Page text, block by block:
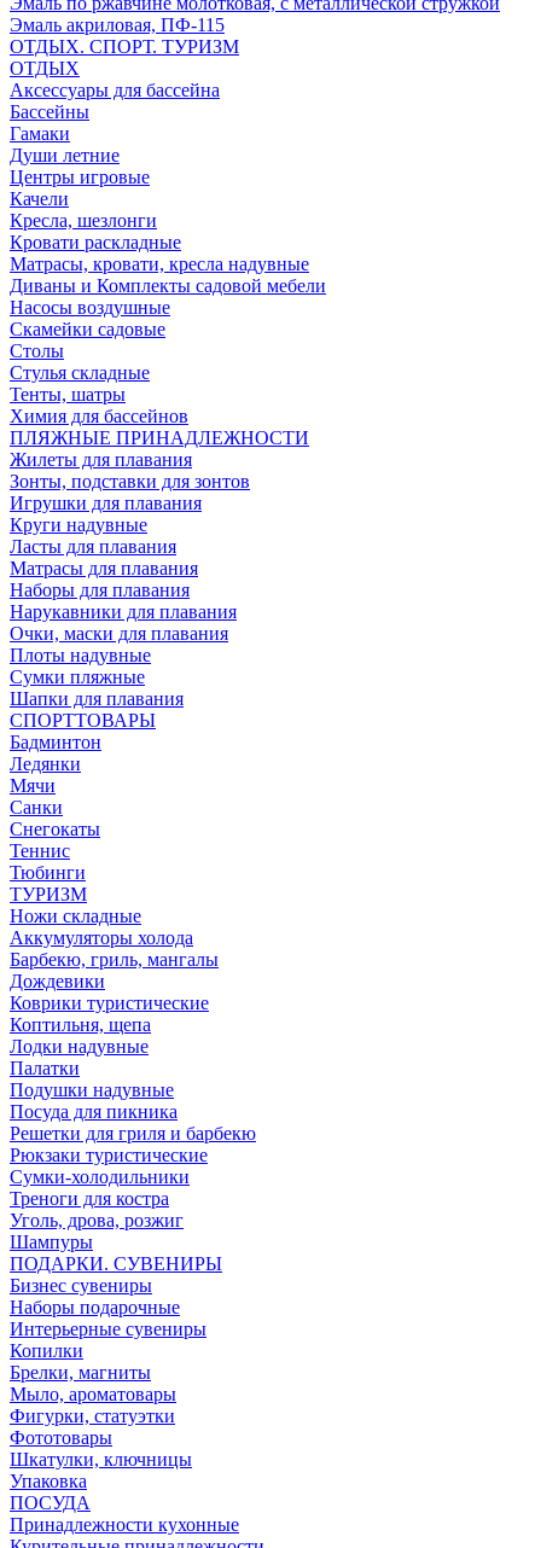
Эмаль акриловая, ПФ-115
ОТДЫХ. СПОРТ. ТУРИЗМ
ОТДЫХ
Аксессуары для бассейна
Бассейны
Гамаки
Души летние
Центры игровые
Качели
Кресла, шезлонги
Кровати раскладные
Матрасы, кровати, кресла надувные
Диваны и Комплекты садовой мебели
Насосы воздушные
Скамейки садовые
Столы
Стулья складные
Тенты, шатры
Химия для бассейнов
ПЛЯЖНЫЕ ПРИНАДЛЕЖНОСТИ
Жилеты для плавания
Зонты, подставки для зонтов
Игрушки для плавания
Круги надувные
Ласты для плавания
Матрасы для плавания
Наборы для плавания
Нарукавники для плавания
Очки, маски для плавания
Плоты надувные
Сумки пляжные
Шапки для плавания
СПОРТТОВАРЫ
Бадминтон
Ледянки
Мячи
Санки
Снегокаты
Теннис
Тюбинги
ТУРИЗМ
Ножи складные
Аккумуляторы холода
Барбекю, гриль, мангалы
Дождевики
Коврики туристические
Коптильня, щепа
Лодки надувные
Палатки
Подушки надувные
Посуда для пикника
Решетки для гриля и барбекю
Рюкзаки туристические
Сумки-холодильники
Треноги для костра
Уголь, дрова, розжиг
Шампуры
ПОДАРКИ. СУВЕНИРЫ
Бизнес сувениры
Наборы подарочные
Интерьерные сувениры
Копилки
Брелки, магниты
Мыло, ароматовары
Фигурки, статуэтки
Фототовары
Шкатулки, ключницы
Упаковка
ПОСУДА
Принадлежности кухонные